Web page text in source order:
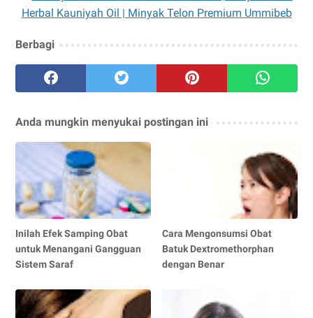
Berbagi
Anda mungkin menyukai postingan ini
Inilah Efek Samping Obat
untuk Menangani Gangguan
Sistem Saraf
Cara Mengonsumsi Obat
Batuk Dextromethorphan
dengan Benar